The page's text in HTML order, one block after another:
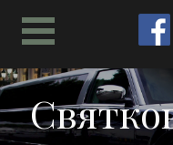
содержимому